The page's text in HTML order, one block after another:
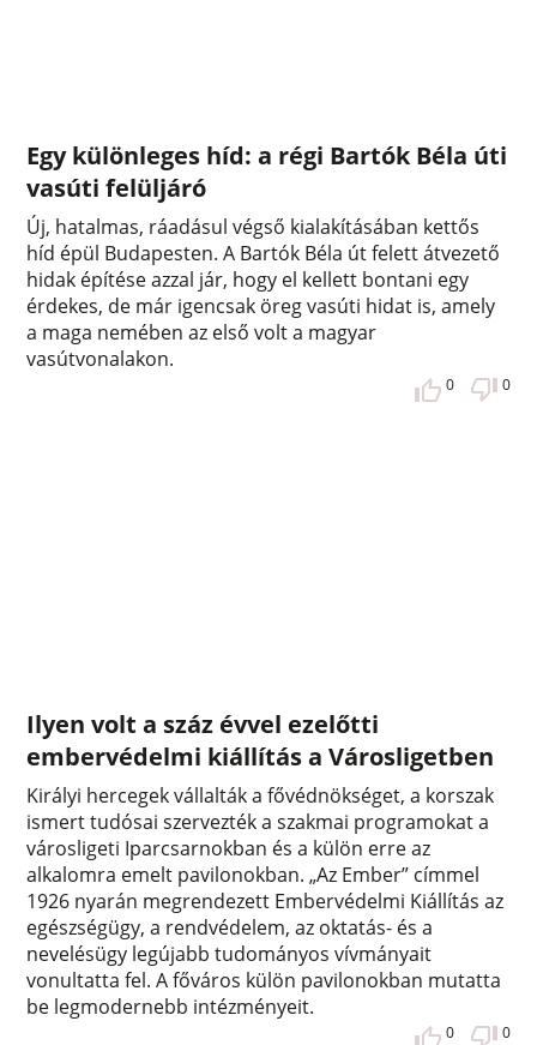
Egy különleges híd: a régi Bartók Béla úti
vasúti felüljáró
Új, hatalmas, ráadásul végső kialakításában kettős
híd épül Budapesten. A Bartók Béla út felett átvezető
hidak építése azzal jár, hogy el kellett bontani egy
érdekes, de már igencsak öreg vasúti hidat is, amely
a maga nemében az első volt a magyar
vasútvonalakon.
0 0
Ilyen volt a száz évvel ezelőtti
embervédelmi kiállítás a Városligetben
Királyi hercegek vállalták a fővédnökséget, a korszak
ismert tudósai szervezték a szakmai programokat a
városligeti Iparcsarnokban és a külön erre az
alkalomra emelt pavilonokban. „Az Ember” címmel
1926 nyarán megrendezett Embervédelmi Kiállítás az
egészségügy, a rendvédelem, az oktatás- és a
nevelésügy legújabb tudományos vívmányait
vonultatta fel. A főváros külön pavilonokban mutatta
be legmodernebb intézményeit.
0 0